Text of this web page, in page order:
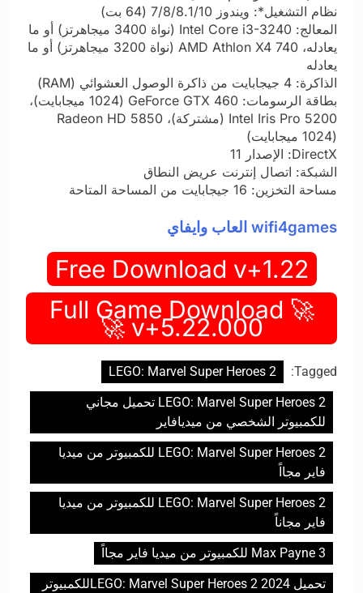
نظام التشغيل*: ويندوز 7/8/8.1/10 (64 بت)
المعالج: Intel Core i3-3240 (نواة 3400 ميجاهرتز) أو ما
يعادله، AMD Athlon X4 740 (نواة 3200 ميجاهرتز) أو ما
يعادله
الذاكرة: 4 جيجابايت من ذاكرة الوصول العشوائي (RAM)
بطاقة الرسومات: GeForce GTX 460 (1024 ميجابايت)،
Intel Iris Pro 5200 (مشتركة)، Radeon HD 5850
(1024 ميجابايت)
DirectX: الإصدار 11
الشبكة: اتصال إنترنت عريض النطاق
مساحة التخزين: 16 جيجابايت من المساحة المتاحة
wifi4games العاب وايفاي
Free Download v+1.22
🚀 Full Game Download
v+5.22.000 🚀
Tagged:
LEGO: Marvel Super Heroes 2
LEGO: Marvel Super Heroes 2 تحميل مجاني
للكمبيوتر الشخصي من ميديافاير
LEGO: Marvel Super Heroes 2 للكمبيوتر من ميديا
فاير مجااً
LEGO: Marvel Super Heroes 2 للكمبيوتر من ميديا
فاير مجاناً
Max Payne 3 للكمبيوتر من ميديا فاير مجااً
تحميل LEGO: Marvel Super Heroes 2 2024للكمبيوتر